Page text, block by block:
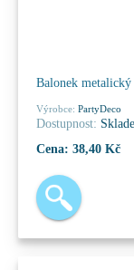
Balonek
Výrobce: PartyDeco
Dostupnost:
Cena: 38,40 Kč